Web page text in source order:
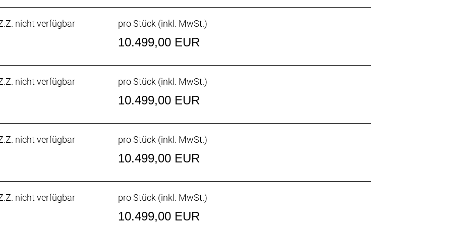
OCLV Carbon sowie eine neue gewichtsoptimierte Konstruktion machen es zu unserem
32 mm breiten Reifen, aber dank der Reifenfreiheit bis 38-mm-Reifen kannst du von
alles unter die Räder nehmen.
und Aufnahmepunkten am Oberrohr hast du auf deinen Ganztagestouren stets genug
nicht verfügbar pro Stück (inkl. MwSt.)
10.499,00 EUR
nicht verfügbar pro Stück (inkl. MwSt.)
10.499,00 EUR
nicht verfügbar pro Stück (inkl. MwSt.)
10.499,00 EUR
nicht verfügbar pro Stück (inkl. MwSt.)
10.499,00 EUR